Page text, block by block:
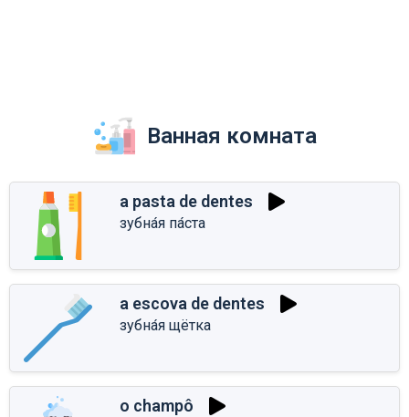
Ванная комната
a pasta de dentes
зубна́я па́ста
a escova de dentes
зубна́я щётка
o champô